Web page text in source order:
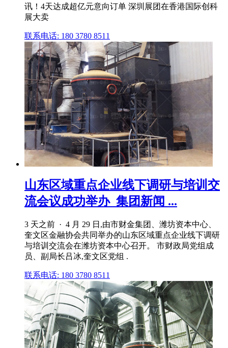
讯！4天达成超亿元意向订单 深圳展团在香港国际创科
展大卖
联系电话: 180 3780 8511
山东区域重点企业线下调研与培训交
流会议成功举办_集团新闻 ...
3 天之前 · 4 月 29 日,由市财金集团、潍坊资本中心、
奎文区金融协会共同举办的山东区域重点企业线下调研
与培训交流会在潍坊资本中心召开。 市财政局党组成
员、副局长吕冰,奎文区党组 .
联系电话: 180 3780 8511